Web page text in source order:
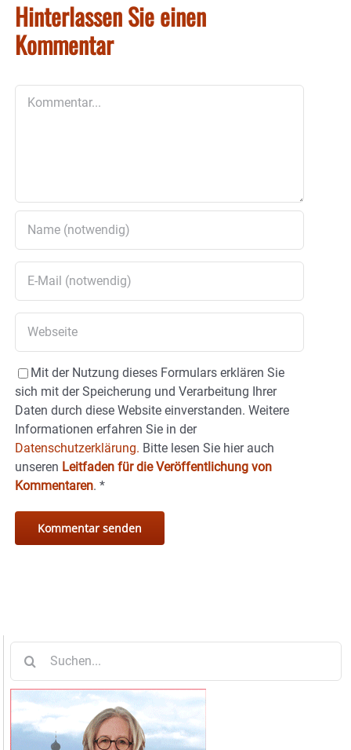
Hinterlassen Sie einen
Kommentar
Mit der Nutzung dieses Formulars erklären Sie
sich mit der Speicherung und Verarbeitung Ihrer
Daten durch diese Website einverstanden. Weitere
Informationen erfahren Sie in der
Datenschutzerklärung. Bitte lesen Sie hier auch
unseren Leitfaden für die Veröffentlichung von
Kommentaren. *
nach: